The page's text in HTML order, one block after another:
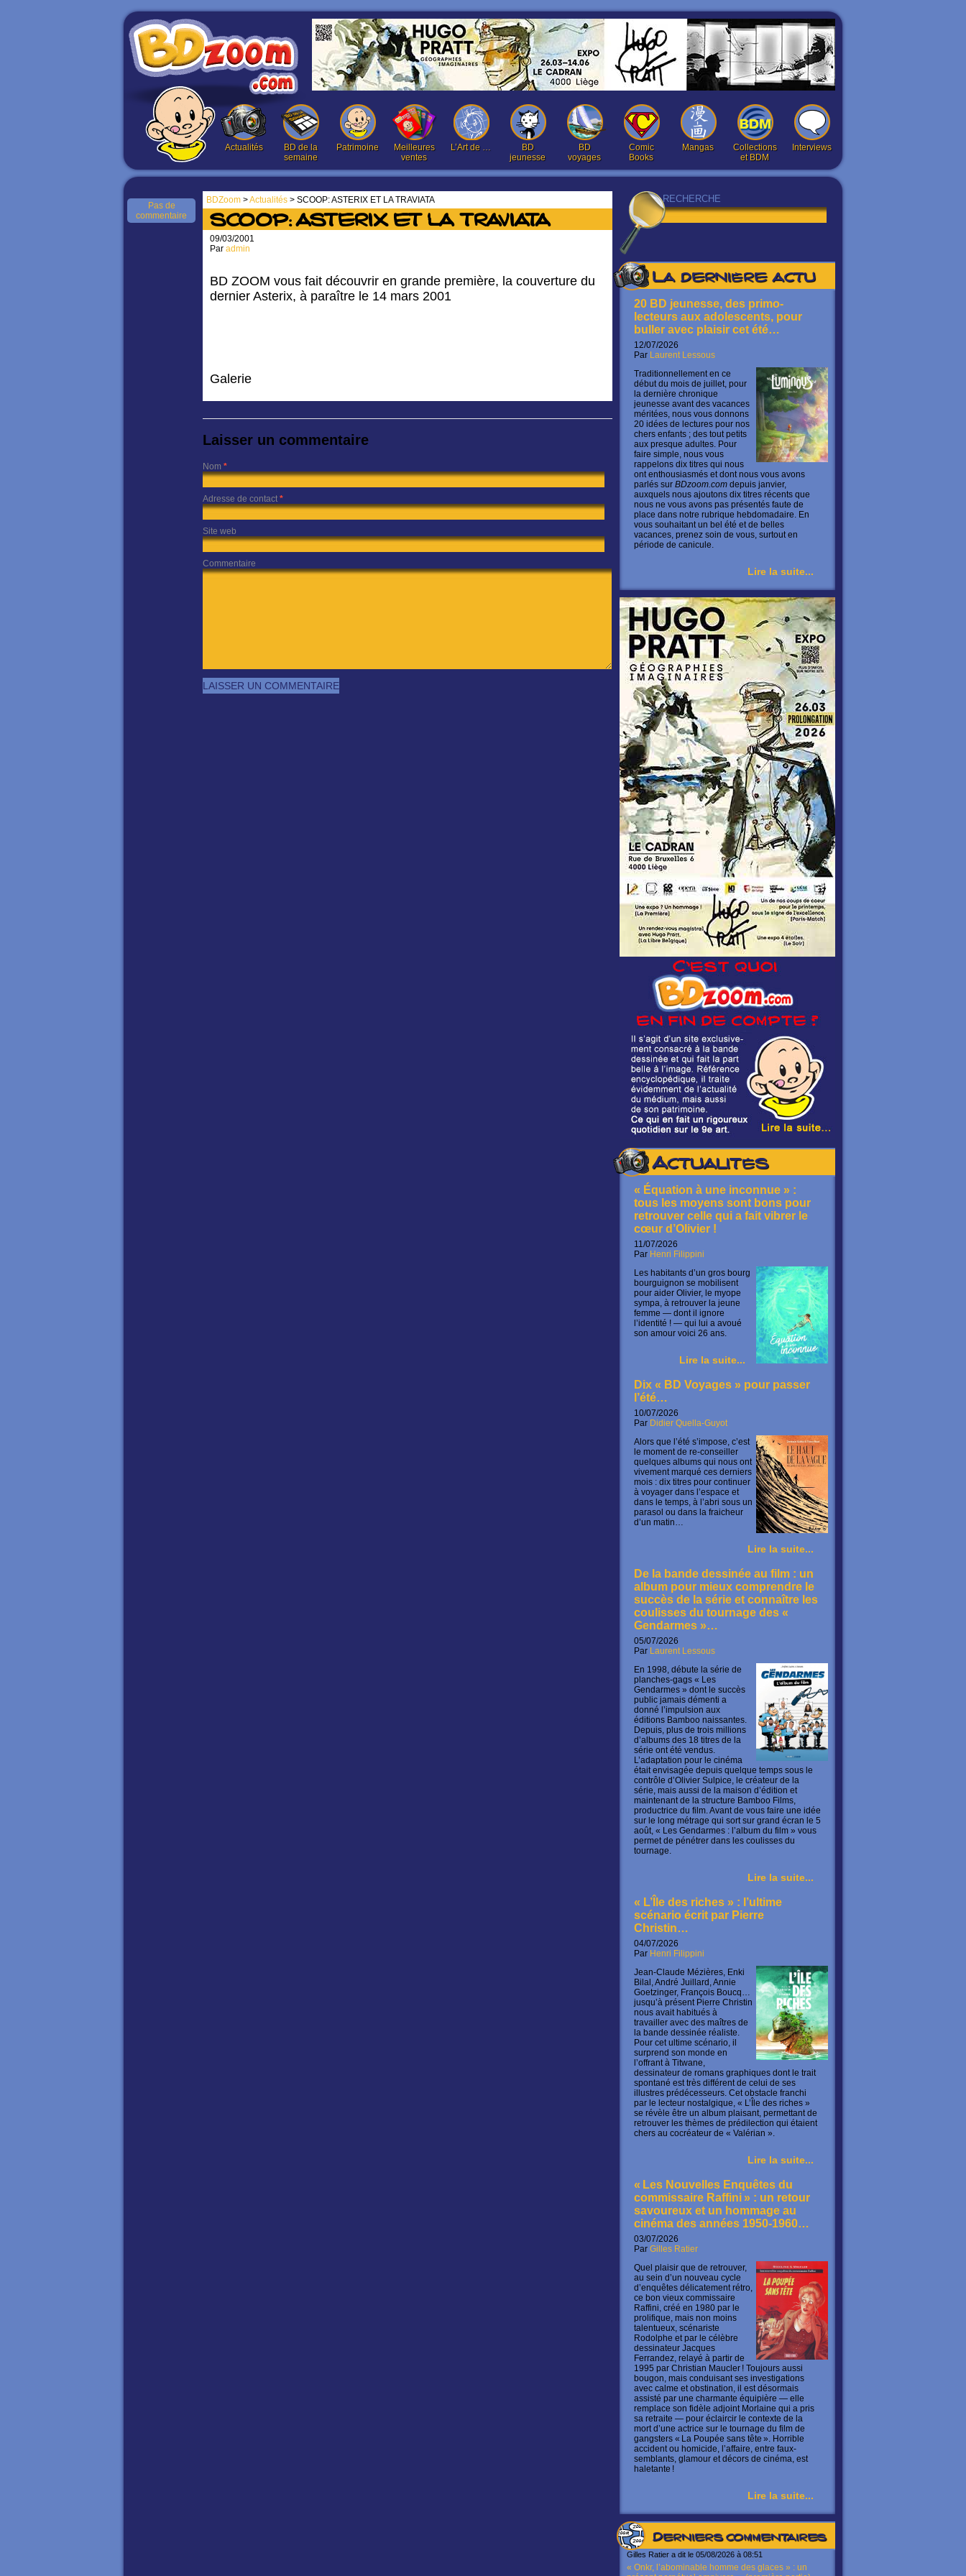
Actualités
BD de la
semaine
Patrimoine
Meilleures
ventes
L’Art de …
BD
jeunesse
BD
voyages
Comic
Books
Mangas
Collections
et BDM
Interviews
La dernière actu
20 BD jeunesse, des primo-
lecteurs aux adolescents, pour
buller avec plaisir cet été…
12/07/2026
Par Laurent Lessous
Traditionnellement en ce
début du mois de juillet, pour
la dernière chronique
jeunesse avant des vacances
méritées, nous vous donnons
20 idées de lectures pour nos
chers enfants ; des tout petits
aux presque adultes. Pour
faire simple, nous vous
rappelons dix titres qui nous
ont enthousiasmés et dont nous vous avons
parlés sur BDzoom.com depuis janvier,
auxquels nous ajoutons dix titres récents que
nous ne vous avons pas présentés faute de
place dans notre rubrique hebdomadaire. En
vous souhaitant un bel été et de belles
vacances, prenez soin de vous, surtout en
période de canicule.
Lire la suite...
Actualités
« Équation à une inconnue » :
tous les moyens sont bons pour
retrouver celle qui a fait vibrer le
cœur d’Olivier !
11/07/2026
Par Henri Filippini
Les habitants d’un gros bourg
bourguignon se mobilisent
pour aider Olivier, le myope
sympa, à retrouver la jeune
femme — dont il ignore
l’identité ! — qui lui a avoué
son amour voici 26 ans.
Lire la suite...
Dix « BD Voyages » pour passer
l’été…
10/07/2026
Par Didier Quella-Guyot
Alors que l’été s’impose, c’est
le moment de re-conseiller
quelques albums qui nous ont
vivement marqué ces derniers
mois : dix titres pour continuer
à voyager dans l’espace et
dans le temps, à l’abri sous un
parasol ou dans la fraicheur
d’un matin…
Lire la suite...
De la bande dessinée au film : un
album pour mieux comprendre le
succès de la série et connaître les
coulisses du tournage des «
Gendarmes »…
05/07/2026
Par Laurent Lessous
En 1998, débute la série de
planches-gags « Les
Gendarmes » dont le succès
public jamais démenti a
donné l’impulsion aux
éditions Bamboo naissantes.
Depuis, plus de trois millions
d’albums des 18 titres de la
série ont été vendus.
L’adaptation pour le cinéma
était envisagée depuis quelque temps sous le
contrôle d’Olivier Sulpice, le créateur de la
série, mais aussi de la maison d’édition et
maintenant de la structure Bamboo Films,
productrice du film. Avant de vous faire une idée
sur le long métrage qui sort sur grand écran le 5
août, « Les Gendarmes : l’album du film » vous
permet de pénétrer dans les coulisses du
tournage.
Lire la suite...
« L’Île des riches » : l’ultime
scénario écrit par Pierre
Christin…
04/07/2026
Par Henri Filippini
Jean-Claude Mézières, Enki
Bilal, André Juillard, Annie
Goetzinger, François Boucq…
jusqu’à présent Pierre Christin
nous avait habitués à
travailler avec des maîtres de
la bande dessinée réaliste.
Pour cet ultime scénario, il
surprend son monde en
l’offrant à Titwane,
dessinateur de romans graphiques dont le trait
spontané est très différent de celui de ses
illustres prédécesseurs. Cet obstacle franchi
par le lecteur nostalgique, « L’Île des riches »
se révèle être un album plaisant, permettant de
retrouver les thèmes de prédilection qui étaient
chers au cocréateur de « Valérian ».
Lire la suite...
« Les Nouvelles Enquêtes du
commissaire Raffini » : un retour
savoureux et un hommage au
cinéma des années 1950-1960…
03/07/2026
Par Gilles Ratier
Quel plaisir que de retrouver,
au sein d’un nouveau cycle
d’enquêtes délicatement rétro,
ce bon vieux commissaire
Raffini, créé en 1980 par le
prolifique, mais non moins
talentueux, scénariste
Rodolphe et par le célèbre
dessinateur Jacques
Ferrandez, relayé à partir de
1995 par Christian Maucler ! Toujours aussi
bougon, mais conduisant ses investigations
avec calme et obstination, il est désormais
assisté par une charmante équipière — elle
remplace son fidèle adjoint Morlaine qui a pris
sa retraite — pour éclaircir le contexte de la
mort d’une actrice sur le tournage du film de
gangsters « La Poupée sans tête ». Horrible
accident ou homicide, l’affaire, entre faux-
semblants, glamour et décors de cinéma, est
haletante !
Lire la suite...
Derniers commentaires
Gilles Ratier a dit le 05/08/2026 à 08:51
« Onkr, l’abominable homme des glaces » : un
BDZoom >Actualités > SCOOP: ASTERIX ET LA TRAVIATA
Pas de
commentaire
SCOOP: ASTERIX ET LA TRAVIATA
09/03/2001
Par admin
BD ZOOM vous fait découvrir en grande première, la couverture du
dernier Asterix, à paraître le 14 mars 2001
Galerie
Laisser un commentaire
Nom *
Adresse de contact *
Site web
Commentaire